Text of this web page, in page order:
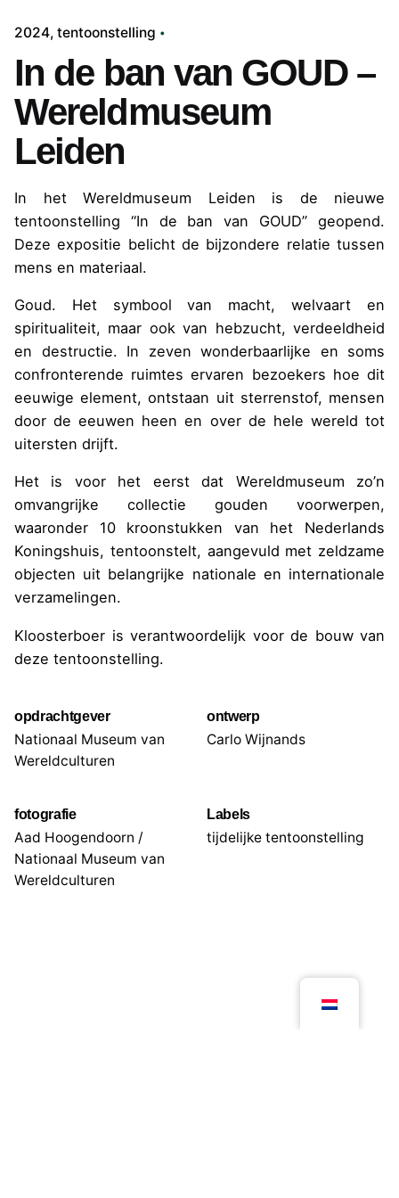
2024 tentoonstelling
In de ban van GOUD –
Wereldmuseum
Leiden
In het Wereldmuseum Leiden is de nieuwe
tentoonstelling “In de ban van GOUD” geopend.
Deze expositie belicht de bijzondere relatie tussen
mens en materiaal.
Goud. Het symbool van macht, welvaart en
spiritualiteit, maar ook van hebzucht, verdeeldheid
en destructie. In zeven wonderbaarlijke en soms
confronterende ruimtes ervaren bezoekers hoe dit
eeuwige element, ontstaan uit sterrenstof, mensen
door de eeuwen heen en over de hele wereld tot
uitersten drijft.
Het is voor het eerst dat Wereldmuseum zo’n
omvangrijke collectie gouden voorwerpen,
waaronder 10 kroonstukken van het Nederlands
Koningshuis, tentoonstelt, aangevuld met zeldzame
objecten uit belangrijke nationale en internationale
verzamelingen.
Kloosterboer is verantwoordelijk voor de bouw van
deze tentoonstelling.
opdrachtgever
Nationaal Museum van
Wereldculturen
ontwerp
Carlo Wijnands
fotografie
Aad Hoogendoorn /
Nationaal Museum van
Wereldculturen
Labels
tijdelijke tentoonstelling